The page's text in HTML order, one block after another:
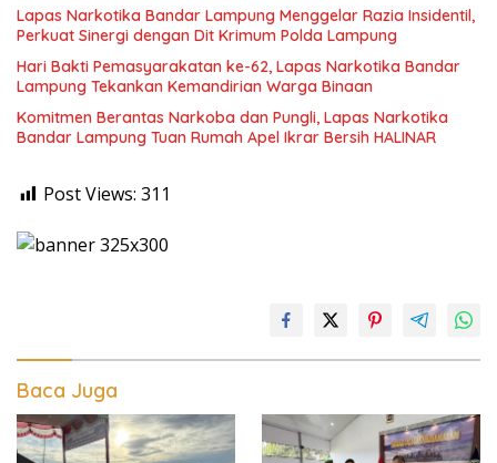
Lapas Narkotika Bandar Lampung Menggelar Razia Insidentil,
Perkuat Sinergi dengan Dit Krimum Polda Lampung
Hari Bakti Pemasyarakatan ke-62, Lapas Narkotika Bandar
Lampung Tekankan Kemandirian Warga Binaan
Komitmen Berantas Narkoba dan Pungli, Lapas Narkotika
Bandar Lampung Tuan Rumah Apel Ikrar Bersih HALINAR
Post Views: 311
Baca Juga